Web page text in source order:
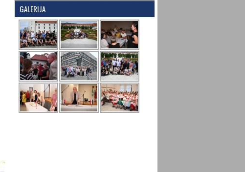
GALERIJA